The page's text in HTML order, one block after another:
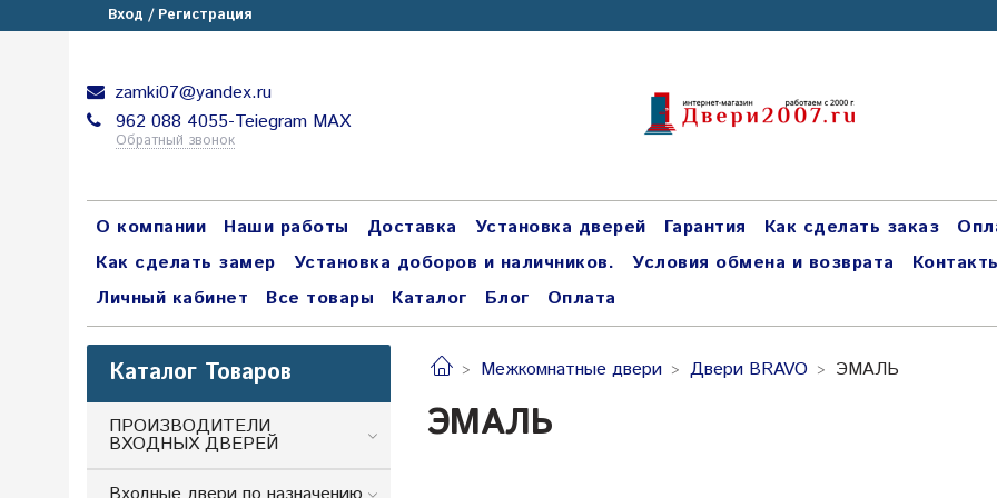
Вход / Регистрация
zamki07@yandex.ru
962 088 4055-Teiegram МАХ
Обратный звонок
О компании Наши работы Доставка Установка дверей Гарантия Как сделать заказ
Как сделать замер
Установка доборов и наличников. Условия обмена и возврата
Личный кабинет
Все товары Каталог Блог Оплата
Межкомнатные двери Двери BRAVO ЭМАЛЬ
ЭМАЛЬ
Каталог Товаров
ПРОИЗВОДИТЕЛИ
ВХОДНЫХ ДВЕРЕЙ